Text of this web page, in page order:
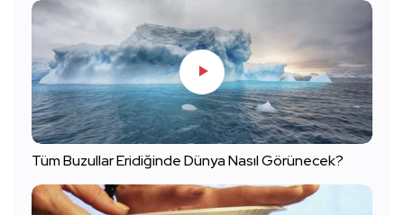
Tüm Buzullar Eridiğinde Dünya Nasıl Görünecek?